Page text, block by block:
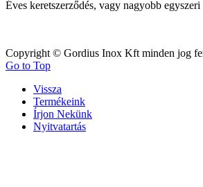
Éves keretszerződés, vagy nagyobb
Copyright © Gordius Inox Kft minden jog
Go to Top
Vissza
Termékeink
Írjon Nekünk
Nyitvatartás